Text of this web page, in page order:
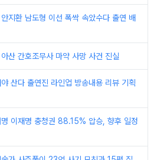
지환 남도형 이선 폭싹 속았수다 출연 배
산 간호조무사 마약 사망 사건 진실
산다 출연진 라인업 방송내용 리뷰 기획
명 이재명 충청권 88.15% 압승, 향후 일정